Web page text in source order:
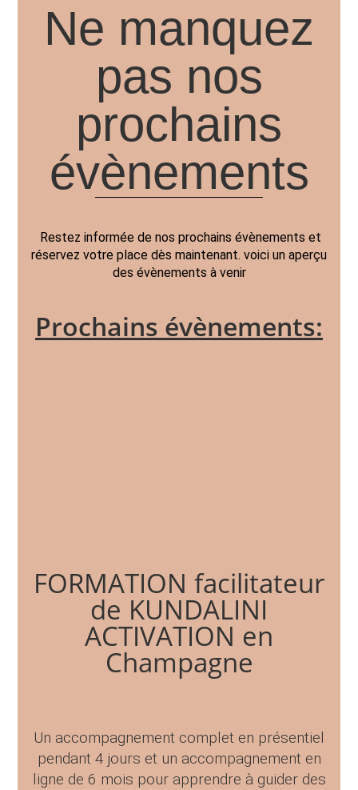
Ne manquez
pas nos
prochains
évènements
Restez informée de nos prochains évènements et
réservez votre place dès maintenant. voici un aperçu
des évènements à venir
Prochains évènements:
FORMATION facilitateur
de KUNDALINI
ACTIVATION en
Champagne
Un accompagnement complet en présentiel
pendant 4 jours et un accompagnement en
ligne de 6 mois pour apprendre à guider des